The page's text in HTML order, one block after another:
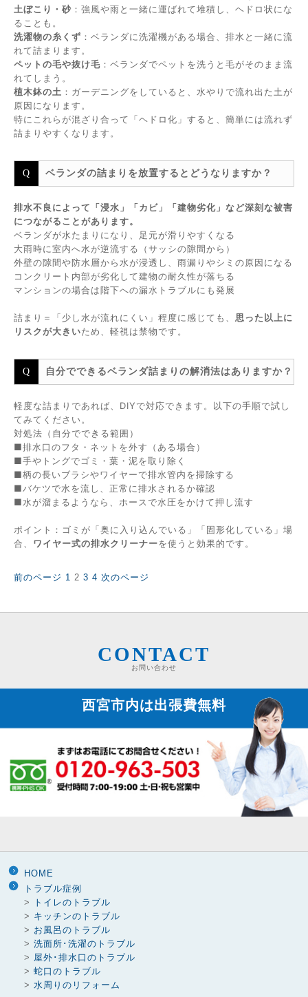
土ぼこり・砂 ：強風や雨と一緒に運ばれて堆積し、ヘドロ状にな
ることも。
洗濯物の糸くず ：ベランダに洗濯機がある場合、排水と一緒に流
れて詰まります。
ペットの毛や抜け毛 ：ベランダでペットを洗うと毛がそのまま流
れてしまう。
植木鉢の土 ：ガーデニングをしていると、水やりで流れ出た土が
原因になります。
特にこれらが混ざり合って「ヘドロ化」すると、簡単には流れず
詰まりやすくなります。
ベランダの詰まりを放置するとどうなりますか？
排水不良によって「浸水」「カビ」「建物劣化」など深刻な被害
につながることがあります。
ベランダが水たまりになり、足元が滑りやすくなる
大雨時に室内へ水が逆流する（サッシの隙間から）
外壁の隙間や防水層から水が浸透し、雨漏りやシミの原因になる
コンクリート内部が劣化して建物の耐久性が落ちる
マンションの場合は階下への漏水トラブルにも発展
詰まり＝「少し水が流れにくい」程度に感じても、 思った以上に
リスクが大きいため、軽視は禁物です。
自分でできるベランダ詰まりの解消法はありますか？
軽度な詰まりであれば、DIYで対応できます。以下の手順で試し
てみてください。
対処法（自分でできる範囲）
■排水口のフタ・ネットを外す（ある場合）
■手やトングでゴミ・葉・泥を取り除く
■柄の長いブラシやワイヤーで排水管内を掃除する
■バケツで水を流し、正常に排水されるか確認
■水が溜まるようなら、ホースで水圧をかけて押し流す
ポイント：ゴミが「奥に入り込んでいる」「固形化している」場
合、 ワイヤー式の排水クリーナーを使うと効果的です。
投
前のページ 固
1 固
2 固
3 固
4 次のページ
CONTACT
お問い合わせ
西宮市内は出張費無料
HOME
トラブル症例
>
トイレのトラブル
> キッチンのトラブル
> お風呂のトラブル
> 洗面所･洗濯のトラブル
> 屋外･排水口のトラブル
> 蛇口のトラブル
> 水周りのリフォーム